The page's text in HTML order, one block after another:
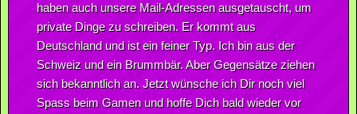
haben auch unsere Mail-Adressen ausgetauscht, um
private Dinge zu schreiben. Er kommt aus
Deutschland und ist ein feiner Typ. Ich bin aus der
Schweiz und ein Brummbär. Aber Gegensätze ziehen
sich bekanntlich an. Jetzt wünsche ich Dir noch viel
Spass beim Gamen und hoffe Dich bald wieder vor